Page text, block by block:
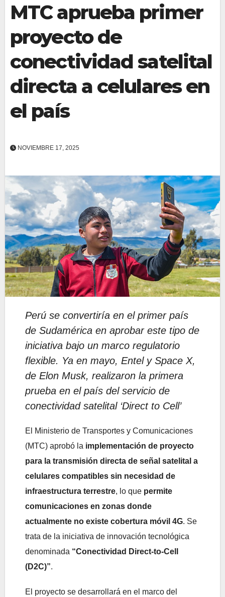
MTC aprueba primer
proyecto de
conectividad satelital
directa a celulares en
el país
NOVIEMBRE 17, 2025
Perú se convertiría en el primer país
de Sudamérica en aprobar este tipo de
iniciativa bajo un marco regulatorio
flexible. Ya en mayo, Entel y Space X,
de Elon Musk, realizaron la primera
prueba en el país del servicio de
conectividad satelital ‘Direct to Cell’
El Ministerio de Transportes y Comunicaciones
(MTC) aprobó la implementación de proyecto
para la transmisión directa de señal satelital a
celulares compatibles sin necesidad de
infraestructura terrestre, lo que permite
comunicaciones en zonas donde
actualmente no existe cobertura móvil 4G. Se
trata de la iniciativa de innovación tecnológica
denominada “Conectividad Direct-to-Cell
(D2C)”.
El proyecto se desarrollará en el marco del